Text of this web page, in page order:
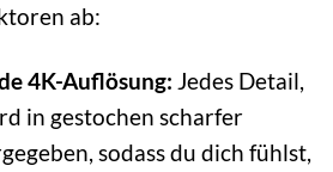
ab:
4K-Auflösung: Jedes Detail,
in gestochen scharfer
sodass du dich fühlst,